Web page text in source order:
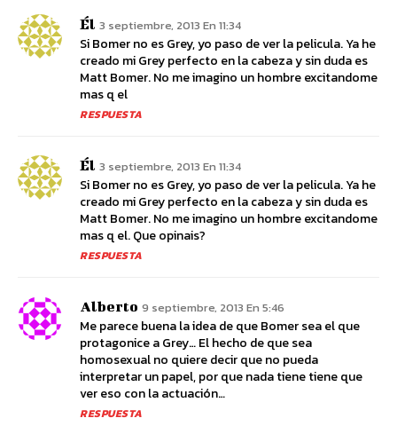
Él 3 septiembre, 2013 En 11:34
Si Bomer no es Grey, yo paso de ver la pelicula. Ya he
creado mi Grey perfecto en la cabeza y sin duda es
Matt Bomer. No me imagino un hombre excitandome
mas q el
RESPUESTA
Él 3 septiembre, 2013 En 11:34
Si Bomer no es Grey, yo paso de ver la pelicula. Ya he
creado mi Grey perfecto en la cabeza y sin duda es
Matt Bomer. No me imagino un hombre excitandome
mas q el. Que opinais?
RESPUESTA
Alberto 9 septiembre, 2013 En 5:46
Me parece buena la idea de que Bomer sea el que
protagonice a Grey… El hecho de que sea
homosexual no quiere decir que no pueda
interpretar un papel, por que nada tiene tiene que
ver eso con la actuación…
RESPUESTA